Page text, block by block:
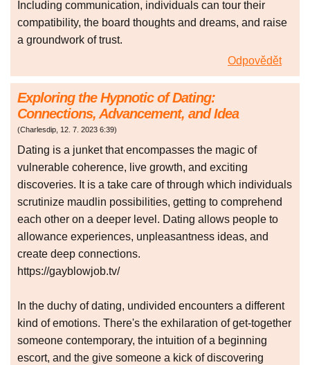
Including communication, individuals can tour their
compatibility, the board thoughts and dreams, and raise
a groundwork of trust.
Odpovědět
Exploring the Hypnotic of Dating:
Connections, Advancement, and Idea
(Charlesdip, 12. 7. 2023 6:39)
Dating is a junket that encompasses the magic of
vulnerable coherence, live growth, and exciting
discoveries. It is a take care of through which individuals
scrutinize maudlin possibilities, getting to comprehend
each other on a deeper level. Dating allows people to
allowance experiences, unpleasantness ideas, and
create deep connections.
https://gayblowjob.tv/
In the duchy of dating, undivided encounters a different
kind of emotions. There's the exhilaration of get-together
someone contemporary, the intuition of a beginning
escort, and the give someone a kick of discovering